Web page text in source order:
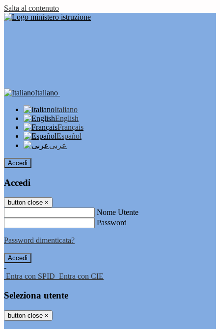
Salta al contenuto
Italiano
Italiano
English
Français
Español
عربى
Accedi
Accedi
button close ×
Nome Utente
Password
Password dimenticata?
-
Entra con SPID Entra con CIE
Seleziona utente
button close ×